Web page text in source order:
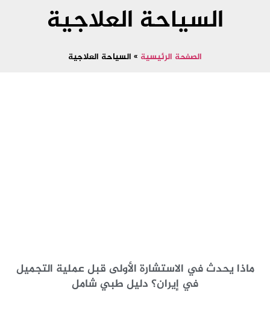
السياحة العلاجية
الصفحة الرئيسية » السياحة العلاجية
ماذا يحدث في الاستشارة الأولى قبل عملية التجميل
في إيران؟ دليل طبي شامل